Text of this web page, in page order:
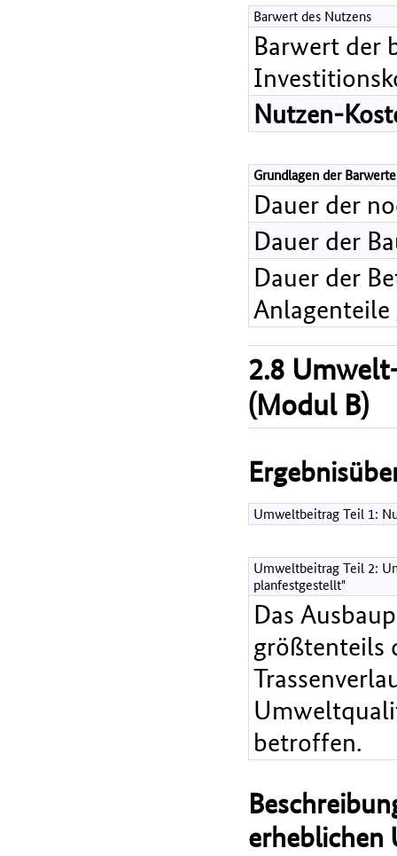
Barwert des Nutzens
Barwert der
Nutzen-
Grundlagen der
Dauer der
Dauer der
Dauer der
2.8
(Modul B)
Umweltbeitrag Teil 1:
Umweltbeitrag Teil 2:
planfestgestellt"
Das
größtenteils
betroffen.
erheblichen